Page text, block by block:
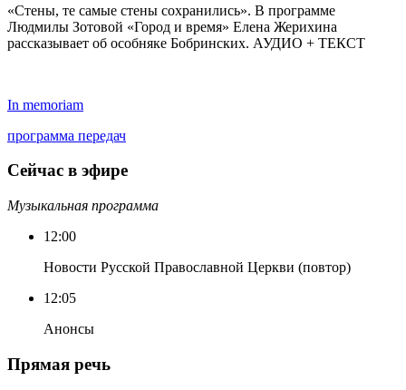
«Стены, те самые стены сохранились». В программе
Людмилы Зотовой «Город и время» Елена Жерихина
рассказывает об особняке Бобринских. АУДИО + ТЕКСТ
In memoriam
программа передач
Сейчас в эфире
Музыкальная программа
12:00
Новости Русской Православной Церкви (повтор)
12:05
Анонсы
Прямая речь